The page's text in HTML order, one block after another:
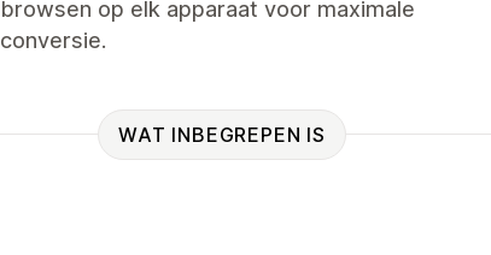
browsen op elk apparaat voor maximale
conversie.
WAT INBEGREPEN IS